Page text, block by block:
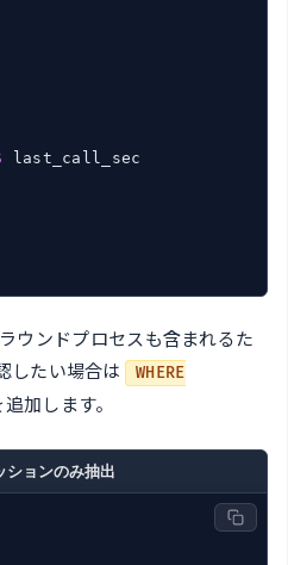
ウンドプロセスも含まれるた
したい場合は
WHERE
追加します。
ョンのみ抽出